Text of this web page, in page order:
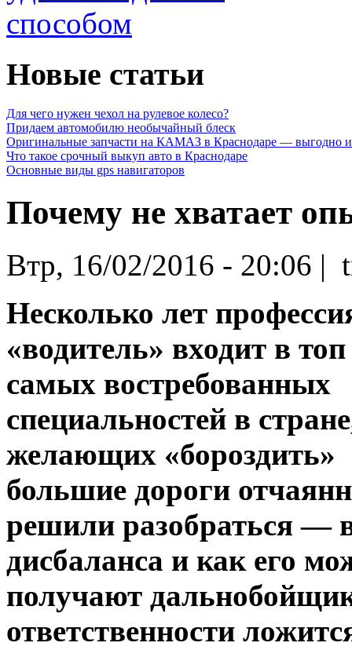
Новые статьи
Для чего нужен чехол на рулевое колесо?
Придаем автомобилю необычайный блеск
Оригинальные запчасти на КАМАЗ в Краснодаре — выгодно и
Что такое срочный выкуп авто в Краснодаре
Основные виды gps навигаторов
Почему не хватает
Втр, 16/02/2016 - 20:06 |
Несколько лет
«водитель» входит в топ
самых востребованных
специальностей в
желающих «бороздить»
большие дороги
решили разобраться —
дисбаланса и как его
получают
ответственности